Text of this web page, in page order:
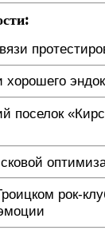
поселок
рок-